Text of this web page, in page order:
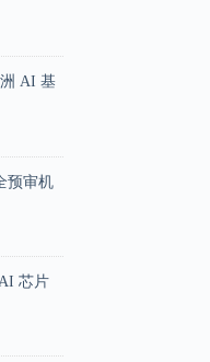
AI 基
预审机
芯片